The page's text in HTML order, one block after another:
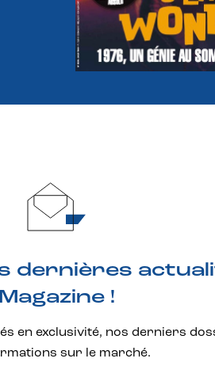
dernières
Magazine !
en exclusivité, nos derniers
sur le marché.